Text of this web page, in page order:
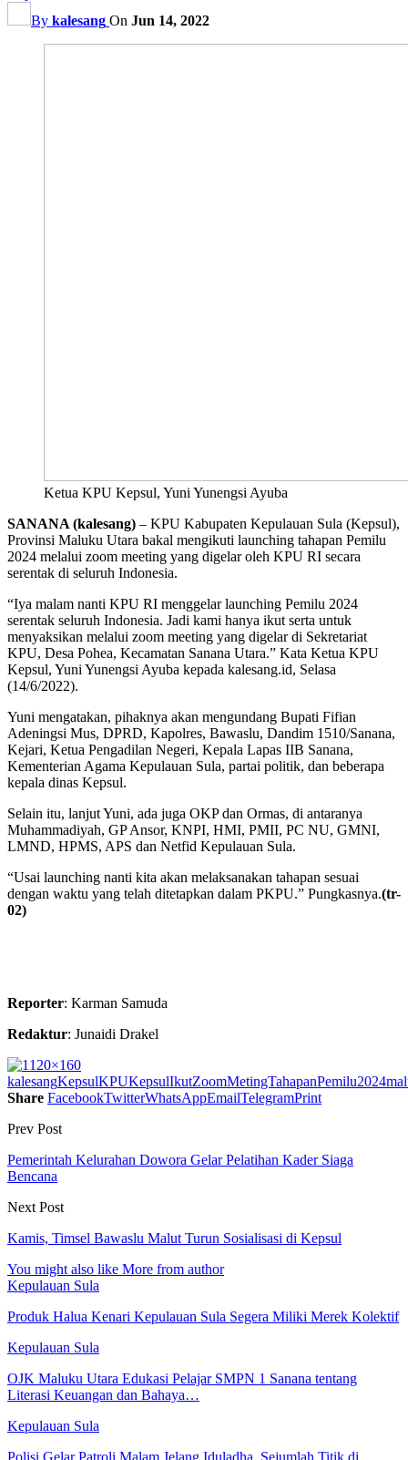
By kalesang On Jun 14, 2022
Ketua KPU Kepsul, Yuni Yunengsi Ayuba
SANANA (kalesang) – KPU Kabupaten Kepulauan Sula (Kepsul),
Provinsi Maluku Utara bakal mengikuti launching tahapan Pemilu
2024 melalui zoom meeting yang digelar oleh KPU RI secara
serentak di seluruh Indonesia.
“Iya malam nanti KPU RI menggelar launching Pemilu 2024
serentak seluruh Indonesia. Jadi kami hanya ikut serta untuk
menyaksikan melalui zoom meeting yang digelar di Sekretariat
KPU, Desa Pohea, Kecamatan Sanana Utara.” Kata Ketua KPU
Kepsul, Yuni Yunengsi Ayuba kepada kalesang.id, Selasa
(14/6/2022).
Yuni mengatakan, pihaknya akan mengundang Bupati Fifian
Adeningsi Mus, DPRD, Kapolres, Bawaslu, Dandim 1510/Sanana,
Kejari, Ketua Pengadilan Negeri, Kepala Lapas IIB Sanana,
Kementerian Agama Kepulauan Sula, partai politik, dan beberapa
kepala dinas Kepsul.
Selain itu, lanjut Yuni, ada juga OKP dan Ormas, di antaranya
Muhammadiyah, GP Ansor, KNPI, HMI, PMII, PC NU, GMNI,
LMND, HPMS, APS dan Netfid Kepulauan Sula.
“Usai launching nanti kita akan melaksanakan tahapan sesuai
dengan waktu yang telah ditetapkan dalam PKPU.” Pungkasnya.(tr-
02)
Reporter: Karman Samuda
Redaktur: Junaidi Drakel
kalesangKepsulKPUKepsulIkutZoomMetingTahapanPemilu2024
Share FacebookTwitterWhatsAppEmailTelegramPrint
Prev Post
Pemerintah Kelurahan Dowora Gelar Pelatihan Kader Siaga
Bencana
Next Post
Kamis, Timsel Bawaslu Malut Turun Sosialisasi di Kepsul
You might also like More from author
Kepulauan Sula
Produk Halua Kenari Kepulauan Sula Segera Miliki Merek Kolektif
Kepulauan Sula
OJK Maluku Utara Edukasi Pelajar SMPN 1 Sanana tentang
Literasi Keuangan dan Bahaya…
Kepulauan Sula
Polisi Gelar Patroli Malam Jelang Iduladha, Sejumlah Titik di